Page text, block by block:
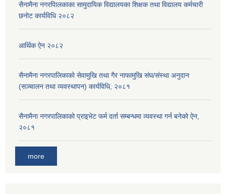
सैनामैना नगरपािलकाका सामुदायिक विद्यालयका शिक्षक तथा विद्यालय कर्मचारी
छनाेट कार्यविधि २०८२
आर्थिक ऐन २०८२
सैनामैना नगरपालिकाको सेवामुखि तथा गैर नाफामुखि संघ/संस्था अनुदान
(सञ्चालन तथा व्यवस्थापन) कार्यविधि, २०८१
सैनामैना नगरपालिकाको प्राइभेट फर्म दर्ता सम्बन्धमा व्यवस्था गर्न बनेको ऐन,
२०८१
more